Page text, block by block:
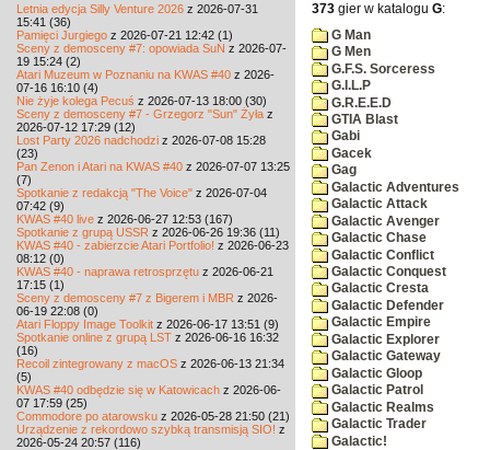
Letnia edycja Silly Venture 2026 z 2026-07-31
15:41 (36)
Pamięci Jurgiego z 2026-07-21 12:42 (1)
Sceny z demosceny #7: opowiada SuN z 2026-07-
19 15:24 (2)
Atari Muzeum w Poznaniu na KWAS #40 z 2026-
07-16 16:10 (4)
Nie żyje kolega Pecuś z 2026-07-13 18:00 (30)
Sceny z demosceny #7 - Grzegorz "Sun" Żyła z
2026-07-12 17:29 (12)
Lost Party 2026 nadchodzi z 2026-07-08 15:28
(23)
Pan Zenon i Atari na KWAS #40 z 2026-07-07 13:25
(7)
Spotkanie z redakcją "The Voice" z 2026-07-04
07:42 (9)
KWAS #40 live z 2026-06-27 12:53 (167)
Spotkanie z grupą USSR z 2026-06-26 19:36 (11)
KWAS #40 - zabierzcie Atari Portfolio! z 2026-06-23
08:12 (0)
KWAS #40 - naprawa retrosprzętu z 2026-06-21
17:15 (1)
Sceny z demosceny #7 z Bigerem i MBR z 2026-
06-19 22:08 (0)
Atari Floppy Image Toolkit z 2026-06-17 13:51 (9)
Spotkanie online z grupą LST z 2026-06-16 16:32
(16)
Recoil zintegrowany z macOS z 2026-06-13 21:34
(5)
KWAS #40 odbędzie się w Katowicach z 2026-06-
07 17:59 (25)
Commodore po atarowsku z 2026-05-28 21:50 (21)
Urządzenie z rekordowo szybką transmisją SIO! z
2026-05-24 20:57 (116)
373 gier w katalogu G:
G Man
G Men
G.F.S. Sorceress
G.I.L.P
G.R.E.E.D
GTIA Blast
Gabi
Gacek
Gag
Galactic Adventures
Galactic Attack
Galactic Avenger
Galactic Chase
Galactic Conflict
Galactic Conquest
Galactic Cresta
Galactic Defender
Galactic Empire
Galactic Explorer
Galactic Gateway
Galactic Gloop
Galactic Patrol
Galactic Realms
Galactic Trader
Galactic!